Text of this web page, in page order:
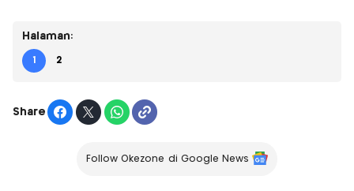
Halaman:
1 2
Share
Follow Okezone di Google News